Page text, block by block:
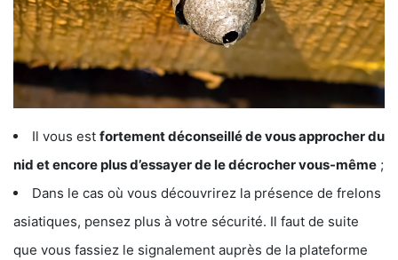
Il vous est fortement déconseillé de vous approcher du
nid et encore plus d’essayer de le décrocher vous-même ;
Dans le cas où vous découvrirez la présence de frelons
asiatiques, pensez plus à votre sécurité. Il faut de suite
que vous fassiez le signalement auprès de la plateforme